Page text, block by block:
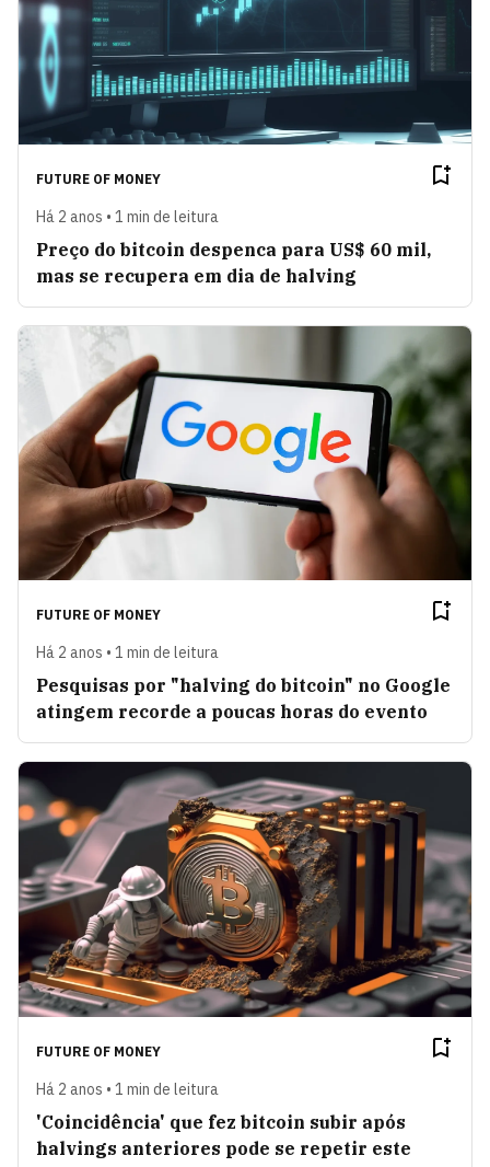
FUTURE OF MONEY
Há 2 anos • 1 min de leitura
Preço do bitcoin despenca para US$ 60 mil,
mas se recupera em dia de halving
FUTURE OF MONEY
Há 2 anos • 1 min de leitura
Pesquisas por "halving do bitcoin" no Google
atingem recorde a poucas horas do evento
FUTURE OF MONEY
Há 2 anos • 1 min de leitura
'Coincidência' que fez bitcoin subir após
halvings anteriores pode se repetir este